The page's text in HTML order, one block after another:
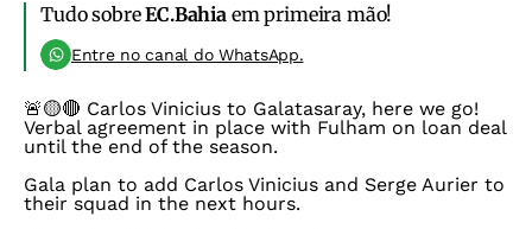
Tudo sobreEC.Bahiaem primeira mão!
Entre no canal do WhatsApp.
🚨🟡🔴 Carlos Vinicius to Galatasaray, here we go!
Verbal agreement in place with Fulham on loan deal
until the end of the season.
Gala plan to add Carlos Vinicius and Serge Aurier to
their squad in the next hours.